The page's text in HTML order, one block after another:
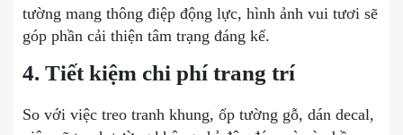
tường mang thông điệp động lực, hình ảnh vui tươi sẽ
góp phần cải thiện tâm trạng đáng kể.
4. Tiết kiệm chi phí trang trí
So với việc treo tranh khung, ốp tường gỗ, dán decal,